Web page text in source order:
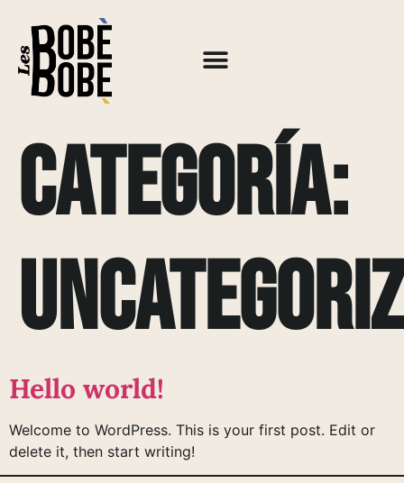
Categoría:
Hello world!
Welcome to WordPress. This is your first post. Edit or
delete it, then start writing!